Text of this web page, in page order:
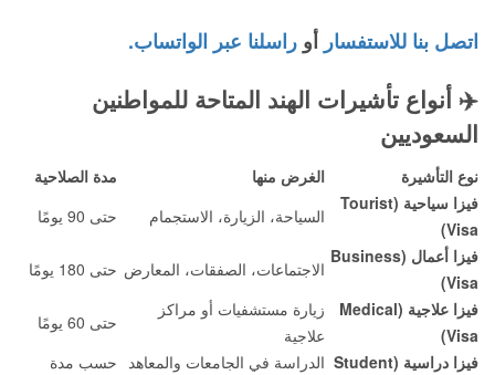
اتصل بنا للاستفسار أو راسلنا عبر الواتساب.
✈️ أنواع تأشيرات الهند المتاحة للمواطنين
السعوديين
نوع التأشيرة الغرض منها
مدة الصلاحية
فيزا سياحية (Tourist
Visa)
السياحة، الزيارة، الاستجمام
حتى 90 يومًا
فيزا أعمال (Business
Visa)
الاجتماعات، الصفقات، المعارض حتى 180 يومًا
فيزا علاجية (Medical
Visa)
زيارة مستشفيات أو مراكز
علاجية
حتى 60 يومًا
فيزا دراسية (Student الدراسة في الجامعات والمعاهد حسب مدة